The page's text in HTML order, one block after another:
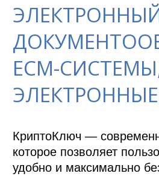
ECM-
КриптоКлюч —
которое позволяет
удобно и максимально